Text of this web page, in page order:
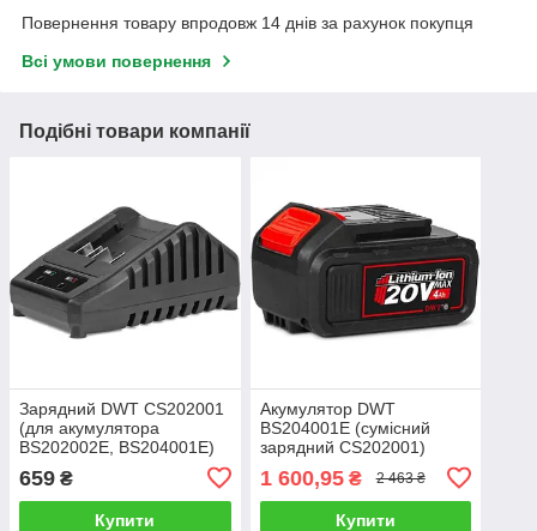
Повернення товару впродовж 14 днів за рахунок покупця
Всі умови повернення
Подібні товари компанії
Зарядний DWT CS202001
(для акумулятора
BS202002E, BS204001E)
659 ₴
Купити
Акумулятор DWT
BS204001E (сумісний
зарядний CS202001)
1 600,95₴ 2 463 ₴
Купити